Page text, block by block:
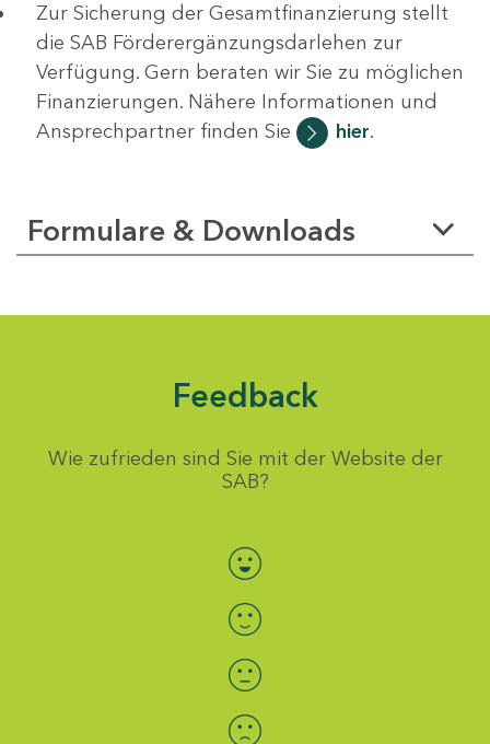
Zur Sicherung der Gesamtfinanzierung stellt
die SAB Förderergänzungsdarlehen zur
Verfügung. Gern beraten wir Sie zu möglichen
Finanzierungen. Nähere Informationen und
Ansprechpartner finden Sie
hier.
Formulare & Downloads
Feedback
Wie zufrieden sind Sie mit der Website der
SAB?
Bewertung auswählen